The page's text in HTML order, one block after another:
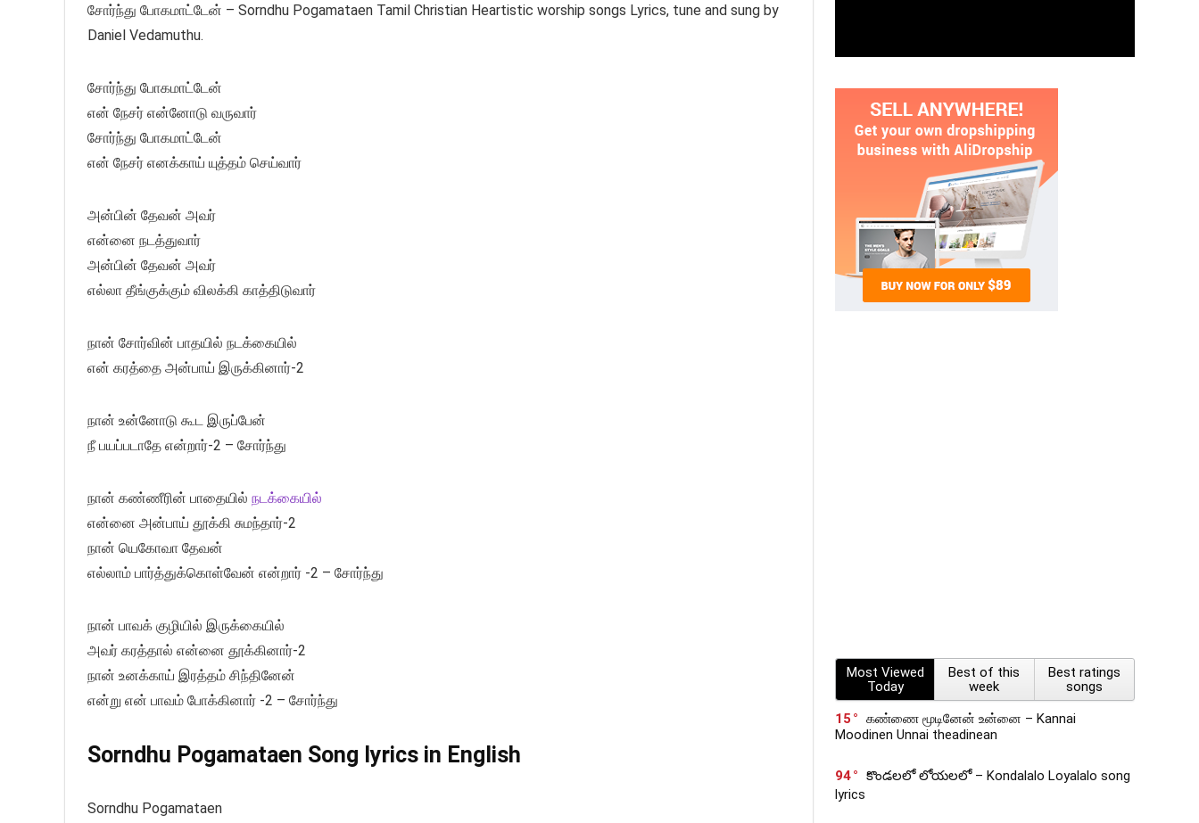
சோர்ந்து போகமாட்டேன் – Sorndhu Pogamataen Tamil Christian Heartistic worship songs Lyrics, tune and sung by
Daniel Vedamuthu.
சோர்ந்து போகமாட்டேன்
என் நேசர் என்னோடு வருவார்
சோர்ந்து போகமாட்டேன்
என் நேசர் எனக்காய் யுத்தம் செய்வார்
அன்பின் தேவன் அவர்
என்னை நடத்துவார்
அன்பின் தேவன் அவர்
எல்லா தீங்குக்கும் விலக்கி காத்திடுவார்
நான் சோர்வின் பாதயில் நடக்கையில்
என் கரத்தை அன்பாய் இருக்கினார்-2
நான் உன்னோடு கூட இருப்பேன்
நீ பயப்படாதே என்றார்-2 – சோர்ந்து
நான் கண்ணீரின் பாதையில் நடக்கையில்
என்னை அன்பாய் தூக்கி சுமந்தார்-2
நான் யெகோவா தேவன்
எல்லாம் பார்த்துக்கொள்வேன் என்றார் -2 – சோர்ந்து
நான் பாவக் குழியில் இருக்கையில்
அவர் கரத்தால் என்னை தூக்கினார்-2
நான் உனக்காய் இரத்தம் சிந்தினேன்
என்று என் பாவம் போக்கினார் -2 – சோர்ந்து
Sorndhu Pogamataen Song lyrics in English
Sorndhu Pogamataen
Most Viewed
Today
Best of this
week
Best ratings
songs
15
கண்ணை மூடினேன் உன்னை – Kannai
Moodinen Unnai theadinean
94
కొండలలో లోయలలో – Kondalalo Loyalalo song
lyrics